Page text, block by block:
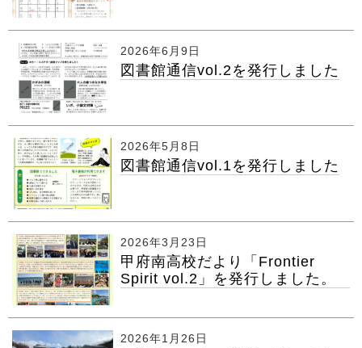
2026年6月9日
図書館通信vol.2を発行しました
2026年5月8日
図書館通信vol.1を発行しました
2026年3月23日
甲府南高校だより「Frontier
Spirit vol.2」を発行しました。
2026年1月26日